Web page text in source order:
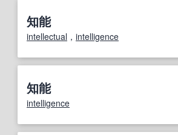
知能
intellectual ， intelligence
知能
intelligence